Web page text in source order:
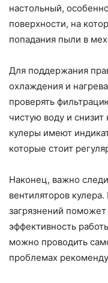
настольный,
поверхности, на
попадания пыли в
Для поддержания
охлаждения и
проверять
чистую воду и снизит
кулеры имеют
которые стоит
Наконец, важно
вентиляторов
загрязнений
эффективность
можно проводить
проблемах